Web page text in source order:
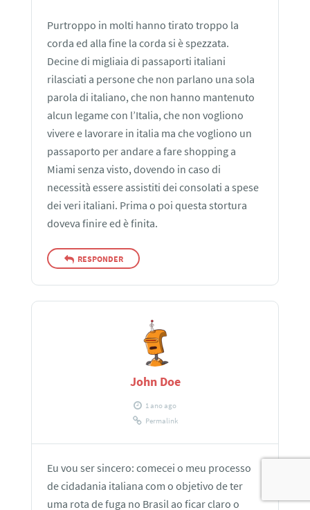
Purtroppo in molti hanno tirato troppo la
corda ed alla fine la corda si è spezzata.
Decine di migliaia di passaporti italiani
rilasciati a persone che non parlano una sola
parola di italiano, che non hanno mantenuto
alcun legame con l’Italia, che non vogliono
vivere e lavorare in italia ma che vogliono un
passaporto per andare a fare shopping a
Miami senza visto, dovendo in caso di
necessità essere assistiti dei consolati a spese
dei veri italiani. Prima o poi questa stortura
doveva finire ed è finita.
RESPONDER
John Doe
1 ano ago
Permalink
Eu vou ser sincero: comecei o meu processo
de cidadania italiana com o objetivo de ter
uma rota de fuga no Brasil ao ficar claro o